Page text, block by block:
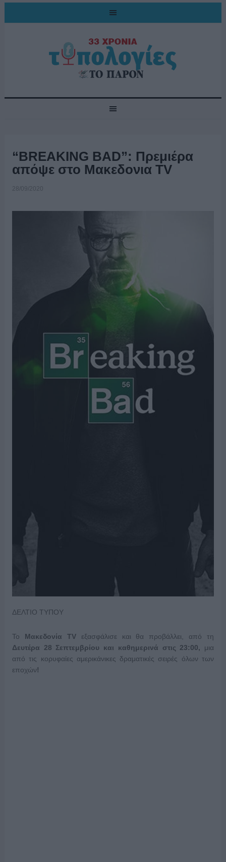
“BREAKING BAD”: Πρεμιέρα
απόψε στο Μακεδονια ΤV
28/09/2020
ΔΕΛΤΙΟ ΤΥΠΟΥ
Το Μακεδονία TVεξασφάλισε και θα προβάλλει, από τη
Δευτέρα 28 Σεπτεμβρίου και καθημερινά στις 23:00, μια
από τις κορυφαίες αμερικάνικες δραματικές σειρές όλων των
εποχών!